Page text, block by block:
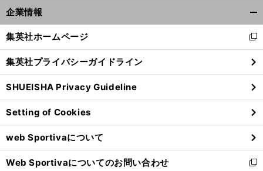
企業情報
閉
る
集英社ホームページ
新
し
い
ウ
ィ
ン
ド
ウ
で
開
く
集英社プライバシーガイドライン
SHUEISHA Privacy Guideline
Setting of Cookies
web Sportivaについて
Web Sportivaについてのお問い合わせ
新